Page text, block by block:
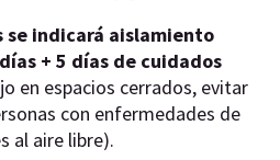
se indicará aislamiento
+ 5 días de cuidados
en espacios cerrados, evitar
con enfermedades de
al aire libre).